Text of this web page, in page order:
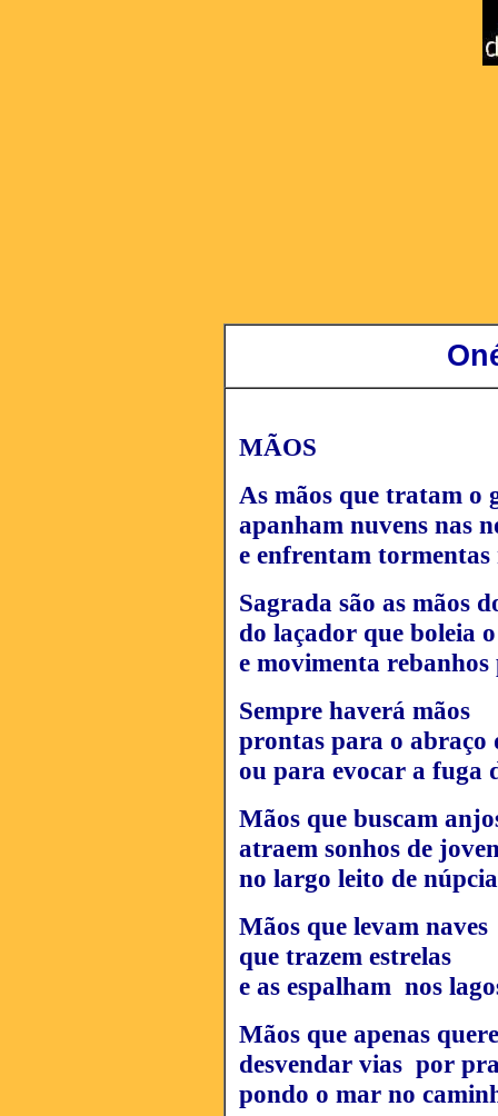
MÃOS
As mãos que tratam o
apanham nuvens nas
e enfrentam tormentas
Sagrada são as mãos
do laçador que boleia
e movimenta
Sempre haverá mãos
prontas para o abraço
ou para evocar a fuga
Mãos que buscam
atraem sonhos de
no largo leito de
Mãos que levam naves
que trazem estrelas
e as espalham nos
Mãos que apenas
desvendar vias por
pondo o mar no